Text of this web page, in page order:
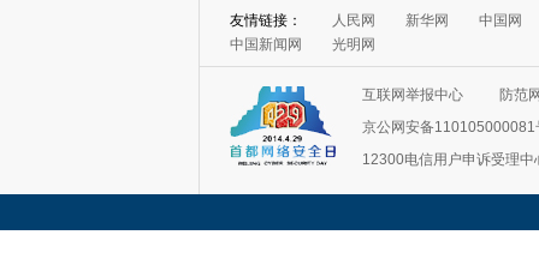
友情链接： 人民网 新华网
中国网
中国新闻网
光明网
互联网举报中心
防范
京公网安备110105000081
12300电信用户申诉受理中